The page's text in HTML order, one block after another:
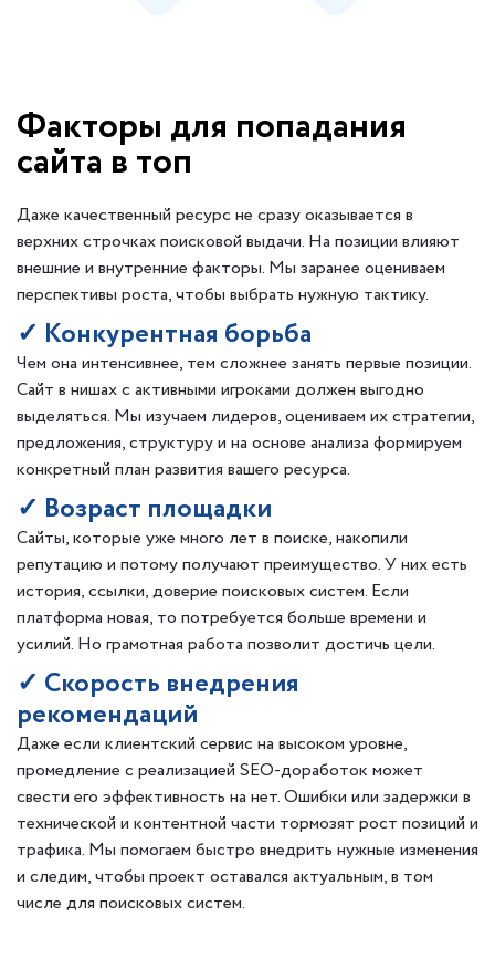
Факторы для попадания
сайта в топ
Даже качественный ресурс не сразу оказывается в
верхних строчках поисковой выдачи. На позиции влияют
внешние и внутренние факторы. Мы заранее оцениваем
перспективы роста, чтобы выбрать нужную тактику.
✓ Конкурентная борьба
Чем она интенсивнее, тем сложнее занять первые позиции.
Сайт в нишах с активными игроками должен выгодно
выделяться. Мы изучаем лидеров, оцениваем их стратегии,
предложения, структуру и на основе анализа формируем
конкретный план развития вашего ресурса.
✓ Возраст площадки
Сайты, которые уже много лет в поиске, накопили
репутацию и потому получают преимущество. У них есть
история, ссылки, доверие поисковых систем. Если
платформа новая, то потребуется больше времени и
усилий. Но грамотная работа позволит достичь цели.
✓ Скорость внедрения
рекомендаций
Даже если клиентский сервис на высоком уровне,
промедление с реализацией SEO-доработок может
свести его эффективность на нет. Ошибки или задержки в
технической и контентной части тормозят рост позиций и
трафика. Мы помогаем быстро внедрить нужные изменения
и следим, чтобы проект оставался актуальным, в том
числе для поисковых систем.